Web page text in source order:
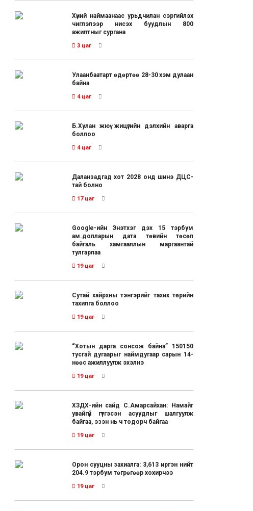
Хүний наймаанаас урьдчилан сэргийлэх
чиглэлээр нисэх буудлын 800
ажилтныг сургана
3 цаг
Улаанбаатарт өдөртөө 28-30 хэм дулаан
байна
4 цаг
Б.Хулан жюү жицүгийн дэлхийн аварга
боллоо
4 цаг
Даланзадгад хот 2028 онд шинэ ДЦС-
тай болно
17 цаг
Google-ийн Энэтхэг дэх 15 тэрбум
ам.долларын дата төвийн төсөл
байгаль хамгааллын маргаантай
тулгарлаа
19 цаг
Сутай хайрхны тэнгэрийг тахих төрийн
тахилга боллоо
19 цаг
“Хотын дарга сонсож байна” 150150
тусгай дугаарыг наймдугаар сарын 14-
нөөс ажиллуулж эхэлнэ
19 цаг
ХЗДХ-ийн сайд С.Амарсайхан: Намайг
увайгүй гүтгэсэн асуудлыг шалгуулж
байгаа, эзэн нь ч тодорч байгаа
19 цаг
Орон сууцны захиалга: 3,613 иргэн нийт
204.9 тэрбум төгрөгөөр хохирчээ
19 цаг